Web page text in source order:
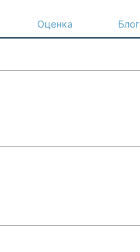
Оценка Блог